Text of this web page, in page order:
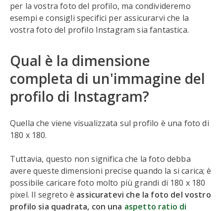
per la vostra foto del profilo, ma condivideremo
esempi e consigli specifici per assicurarvi che la
vostra foto del profilo Instagram sia fantastica.
Qual è la dimensione
completa di un'immagine del
profilo di Instagram?
Quella che viene visualizzata sul profilo è una foto di
180 x 180.
Tuttavia, questo non significa che la foto debba
avere queste dimensioni precise quando la si carica; è
possibile caricare foto molto più grandi di 180 x 180
pixel. Il segreto è assicuratevi che la foto del vostro
profilo sia quadrata, con una aspetto ratio di